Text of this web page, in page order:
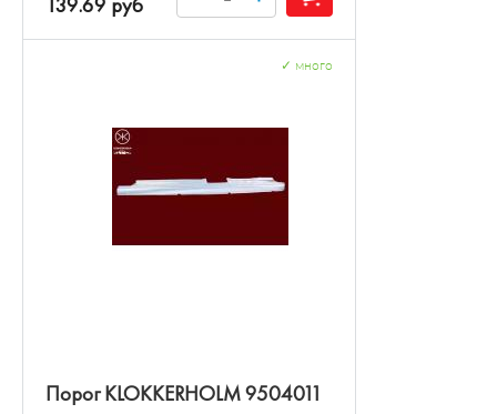
139.69 руб
Порог KLOKKERHOLM 9504011
много